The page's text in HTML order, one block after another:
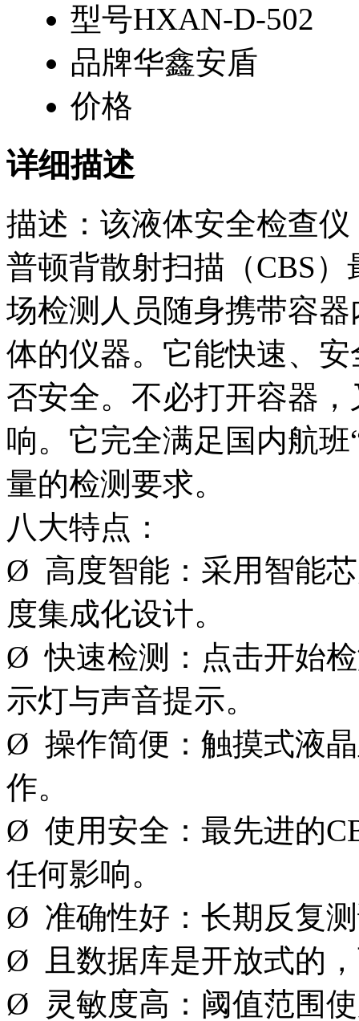
型号HXAN-D-502
品牌华鑫安盾
价格
详细描述
描述：该液体安全检查
普顿背散射扫描（CBS
场检测人员随身携带容
体的仪器。它能快速、
否安全。不必打开容器
响。它完全满足国内航班
量的检测要求。
八大特点：
Ø 高度智能：采用智能
度集成化设计。
Ø 快速检测：点击开始
示灯与声音提示。
Ø 操作简便：触摸式液
作。
Ø 使用安全：最先进的
任何影响。
Ø 准确性好：长期反复
Ø 且数据库是开放式的
Ø 灵敏度高：阈值范围